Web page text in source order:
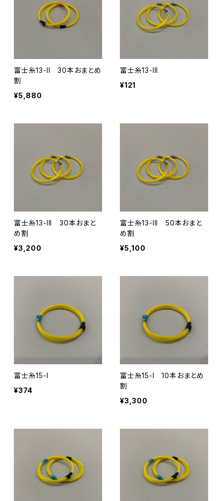
富士糸13-II 30本おまとめ
割
¥5,880
富士糸13-III
¥121
富士糸13-III 30本おまと
め割
¥3,200
富士糸13-III 50本おまと
め割
¥5,100
富士糸15-I
¥374
富士糸15-I 10本おまとめ
割
¥3,300